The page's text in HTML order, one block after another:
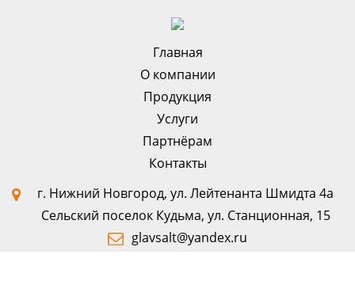
Главная
О компании
Продукция
Услуги
Партнёрам
Контакты
г. Нижний Новгород, ул. Лейтенанта Шмидта 4а
Сельский поселок Кудьма, ул. Станционная, 15
glavsalt@yandex.ru